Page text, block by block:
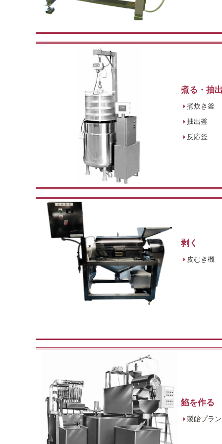
煮る・抽
煮炊き釜
抽出釜
反応釜
剥く
皮むき機
餡を作る
製飴プラ